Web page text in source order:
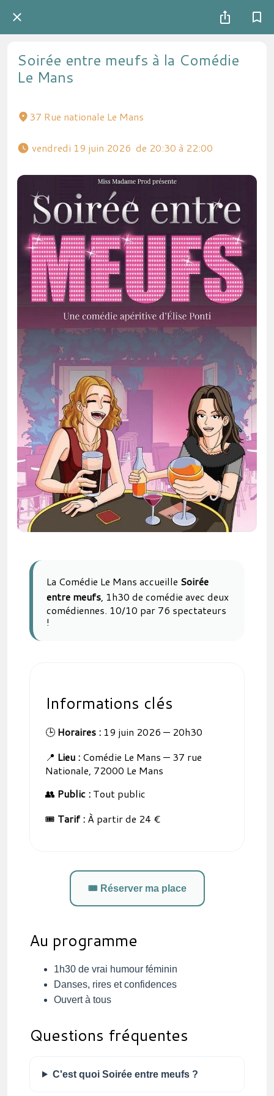
Soirée entre meufs à la Comédie
Le Mans
37 Rue nationale Le Mans
vendredi 19 juin 2026  de 20:30 à 22:00
La Comédie Le Mans accueille Soirée
entre meufs, 1h30 de comédie avec deux
comédiennes. 10/10 par 76 spectateurs
!
Informations clés
🕒 Horaires : 19 juin 2026 — 20h30
📍 Lieu : Comédie Le Mans — 37 rue
Nationale, 72000 Le Mans
👥 Public : Tout public
🎟️ Tarif : À partir de 24 €
🎟️ Réserver ma place
Au programme
1h30 de vrai humour féminin
Danses, rires et confidences
Ouvert à tous
Questions fréquentes
C'est quoi Soirée entre meufs ?